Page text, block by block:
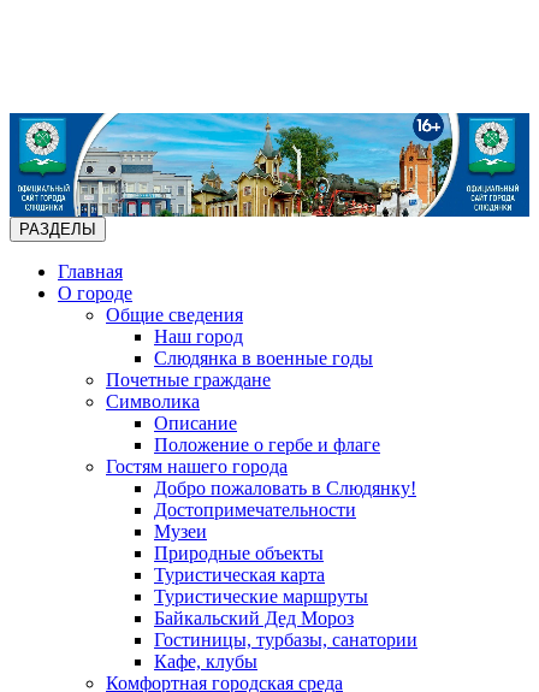
РАЗДЕЛЫ
Главная
О городе
Общие сведения
Наш город
Слюдянка в военные годы
Почетные граждане
Символика
Описание
Положение о гербе и флаге
Гостям нашего города
Добро пожаловать в Слюдянку!
Достопримечательности
Музеи
Природные объекты
Туристическая карта
Туристические маршруты
Байкальский Дед Мороз
Гостиницы, турбазы, санатории
Кафе, клубы
Комфортная городская среда